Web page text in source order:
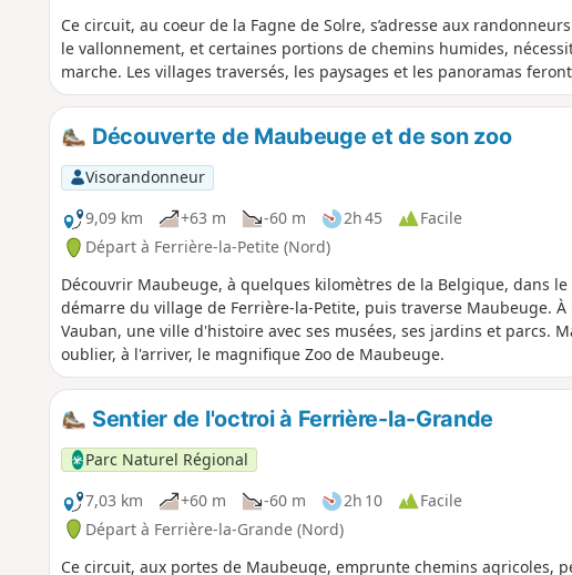
Ce circuit, au coeur de la Fagne de Solre, s’adresse aux
le vallonnement, et certaines portions de chemins humides,
marche. Les villages traversés, les paysages et les panoramas
Découverte de Maubeuge et de son zoo
Visorandonneur
9,09 km
+63 m -60 m 2h 45
Facile
Départ à Ferrière-la-Petite (Nord)
Découvrir Maubeuge, à quelques kilomètres de la Belgique, dans
démarre du village de Ferrière-la-Petite, puis traverse Maubeuge.
Vauban, une ville d'histoire avec ses musées, ses jardins et parcs.
oublier, à l'arriver, le magnifique Zoo de Maubeuge.
Sentier de l'octroi à Ferrière-la-Grande
Parc Naturel Régional
7,03 km
+60 m -60 m 2h 10
Facile
Départ à Ferrière-la-Grande (Nord)
Ce circuit, aux portes de Maubeuge, emprunte chemins agricoles,